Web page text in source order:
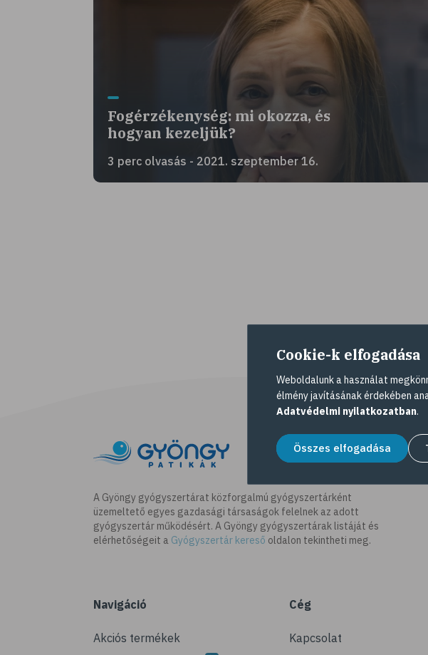
Fogérzékenység: mi okozza, és
hogyan kezeljük?
3 perc olvasás - 2021. szeptember 16.
A Gyöngy gyógyszertárat közforgalmú gyógyszertárként
üzemeltető egyes gazdasági társaságok felelnek az adott
gyógyszertár működésért. A Gyöngy gyógyszertárak listáját és
elérhetőségeit a Gyógyszertár kereső oldalon tekintheti meg.
Navigáció
Akciós termékek
Cég
Kapcsolat
Cookie-k elfogadása
Weboldalunk a használat
élmény javításának érdekében
Adatvédelmi nyilatkozatban.
Összes elfogadása